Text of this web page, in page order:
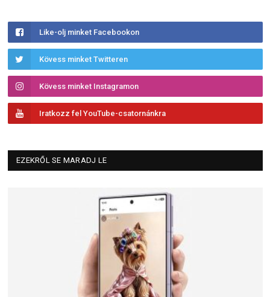
Like-olj minket Facebookon
Kövess minket Twitteren
Kövess minket Instagramon
Iratkozz fel YouTube-csatornánkra
EZEKRŐL SE MARADJ LE